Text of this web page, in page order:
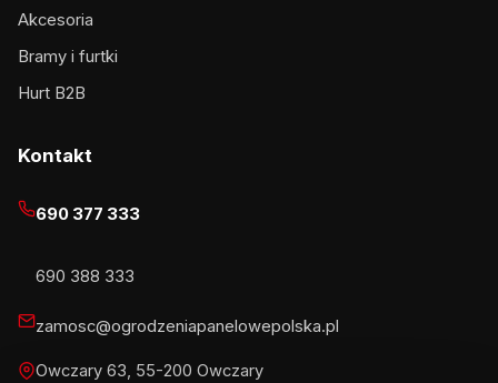
Akcesoria
Bramy i furtki
Hurt B2B
Kontakt
690 377 333
690 388 333
zamosc@ogrodzeniapanelowepolska.pl
Owczary 63, 55-200 Owczary